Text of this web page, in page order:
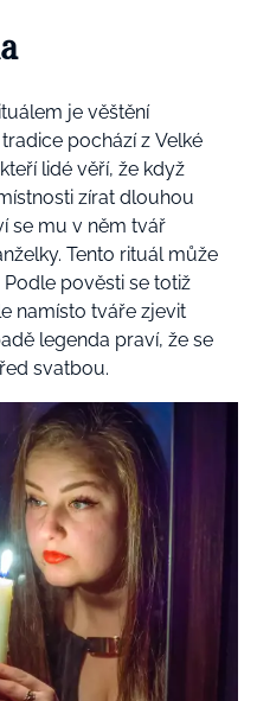
je věštění
pochází z Velké
lidé věří, že když
zírat dlouhou
se mu v něm tvář
Tento rituál může
pověsti se totiž
namísto tváře zjevit
legenda praví, že se
svatbou.